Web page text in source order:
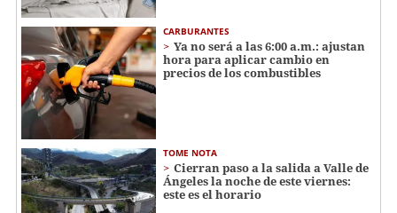
CARBURANTES
Ya no será a las 6:00 a.m.: ajustan
hora para aplicar cambio en
precios de los combustibles
TOME NOTA
Cierran paso a la salida a Valle de
Ángeles la noche de este viernes:
este es el horario